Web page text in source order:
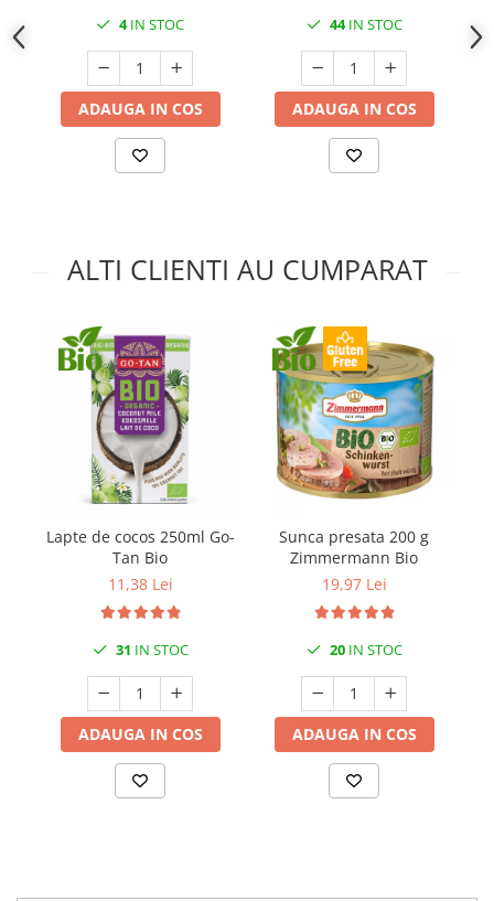
4IN STOC
ADAUGA IN COS
44IN STOC
ADAUGA IN COS
ALTI CLIENTI AU CUMPARAT
Lapte de cocos 250ml Go-
Tan Bio
11,38 Lei
31 IN STOC
ADAUGA IN COS
Sunca presata 200 g
Zimmermann Bio
19,97 Lei
20IN STOC
ADAUGA IN COS